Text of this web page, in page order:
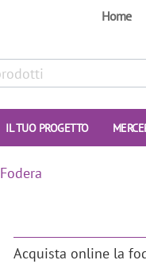
Home
IL TUO PROGETTO
Fodera
Acquista online la